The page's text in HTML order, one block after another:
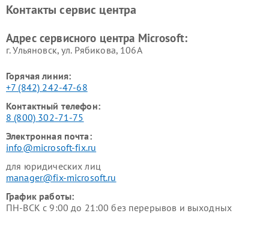
Контакты сервис центра
Адрес сервисного центра Microsoft:
г. Ульяновск, ул. Рябикова, 106А
Горячая линия:
+7 (842) 242-47-68
Контактный телефон:
8 (800) 302-71-75
Электронная почта:
info@microsoft-fix.ru
для юридических лиц
manager@fix-microsoft.ru
График работы:
ПН-ВСК с 9:00 до 21:00 без перерывов и выходных